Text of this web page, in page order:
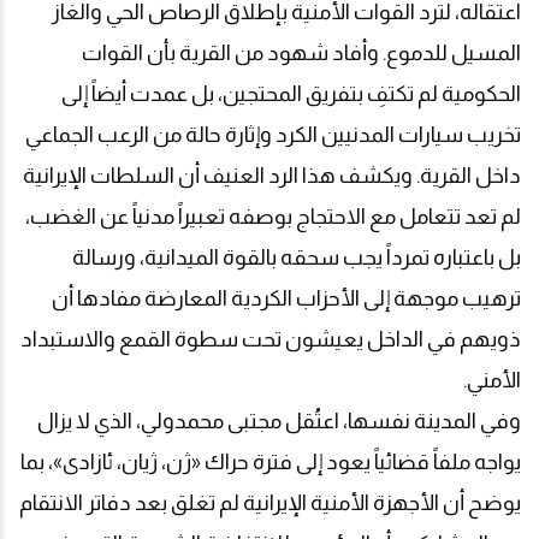
اعتقاله، لترد القوات الأمنية بإطلاق الرصاص الحي والغاز
المسيل للدموع. وأفاد شهود من القرية بأن القوات
الحكومية لم تكتفِ بتفريق المحتجين، بل عمدت أيضاً إلى
تخريب سيارات المدنيين الكرد وإثارة حالة من الرعب الجماعي
داخل القرية. ويكشف هذا الرد العنيف أن السلطات الإيرانية
لم تعد تتعامل مع الاحتجاج بوصفه تعبيراً مدنياً عن الغضب،
بل باعتباره تمرداً يجب سحقه بالقوة الميدانية، ورسالة
ترهيب موجهة إلى الأحزاب الكردية المعارضة مفادها أن
ذويهم في الداخل يعيشون تحت سطوة القمع والاستبداد
الأمني.
وفي المدينة نفسها، اعتُقل مجتبى محمدولي، الذي لا يزال
يواجه ملفاً قضائياً يعود إلى فترة حراك «ژن، ژیان، ئازادی»، بما
يوضح أن الأجهزة الأمنية الإيرانية لم تغلق بعد دفاتر الانتقام